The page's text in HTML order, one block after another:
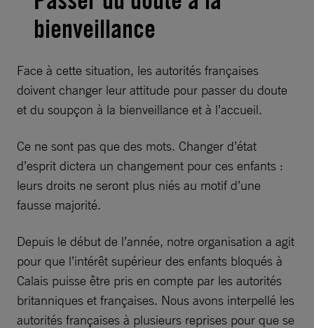
bienveillance
Face à cette situation, les autorités françaises
doivent changer leur attitude pour passer du doute
et du soupçon à la bienveillance et à l’accueil.
Ce ne sont pas que des mots. Changer d’état
d’esprit dictera un changement pour ces enfants :
leurs droits ne seront plus niés au motif d’une
fausse majorité.
Depuis le début de l’année, notre organisation a agit
pour que l’intérêt supérieur des enfants bloqués à
Calais puisse être pris en compte par les autorités
britanniques et françaises. Nous avons interpellé les
autorités françaises à plusieurs reprises pour que se